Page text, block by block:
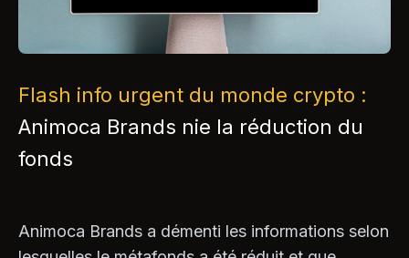
Flash info urgent du monde crypto :
Animoca Brands nie la réduction du
fonds
Animoca Brands a démenti les informations selon